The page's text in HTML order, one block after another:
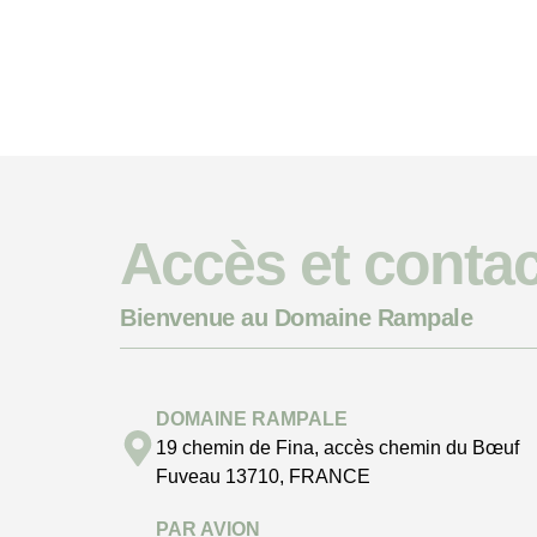
Accès et
Bienvenue au Domaine Rampale
DOMAINE RAMPALE
19 chemin de Fina, accès chemin du Bœuf
Fuveau 13710, FRANCE
PAR AVION